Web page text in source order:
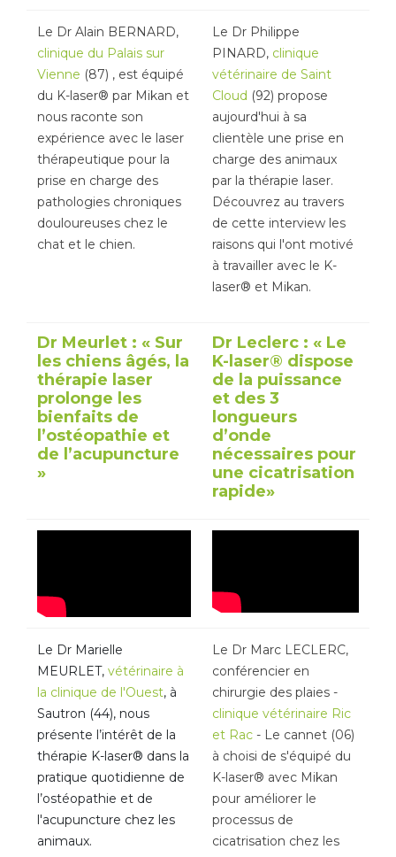
Le Dr Alain BERNARD,
clinique du Palais sur
Vienne (87) , est équipé
du K-laser® par Mikan et
nous raconte son
expérience avec le laser
thérapeutique pour la
prise en charge des
pathologies chroniques
douloureuses chez le
chat et le chien.
Le Dr Philippe
PINARD, clinique
vétérinaire de Saint
Cloud (92) propose
aujourd'hui à sa
clientèle une prise en
charge des animaux
par la thérapie laser.
Découvrez au travers
de cette interview les
raisons qui l'ont motivé
à travailler avec le K-
laser® et Mikan.
Dr Meurlet : « Sur
les chiens âgés, la
thérapie laser
prolonge les
bienfaits de
l’ostéopathie et
de l’acupuncture
»
Dr Leclerc : « Le
K-laser® dispose
de la puissance
et des 3
longueurs
d’onde
nécessaires pour
une cicatrisation
rapide»
Le Dr Marielle
MEURLET, vétérinaire à
la clinique de l'Ouest, à
Sautron (44), nous
présente l’intérêt de la
thérapie K-laser® dans la
pratique quotidienne de
l’ostéopathie et de
l'acupuncture chez les
animaux.
Le Dr Marc LECLERC,
conférencier en
chirurgie des plaies -
clinique vétérinaire Ric
et Rac - Le cannet (06)
à choisi de s'équipé du
K-laser® avec Mikan
pour améliorer le
processus de
cicatrisation chez les